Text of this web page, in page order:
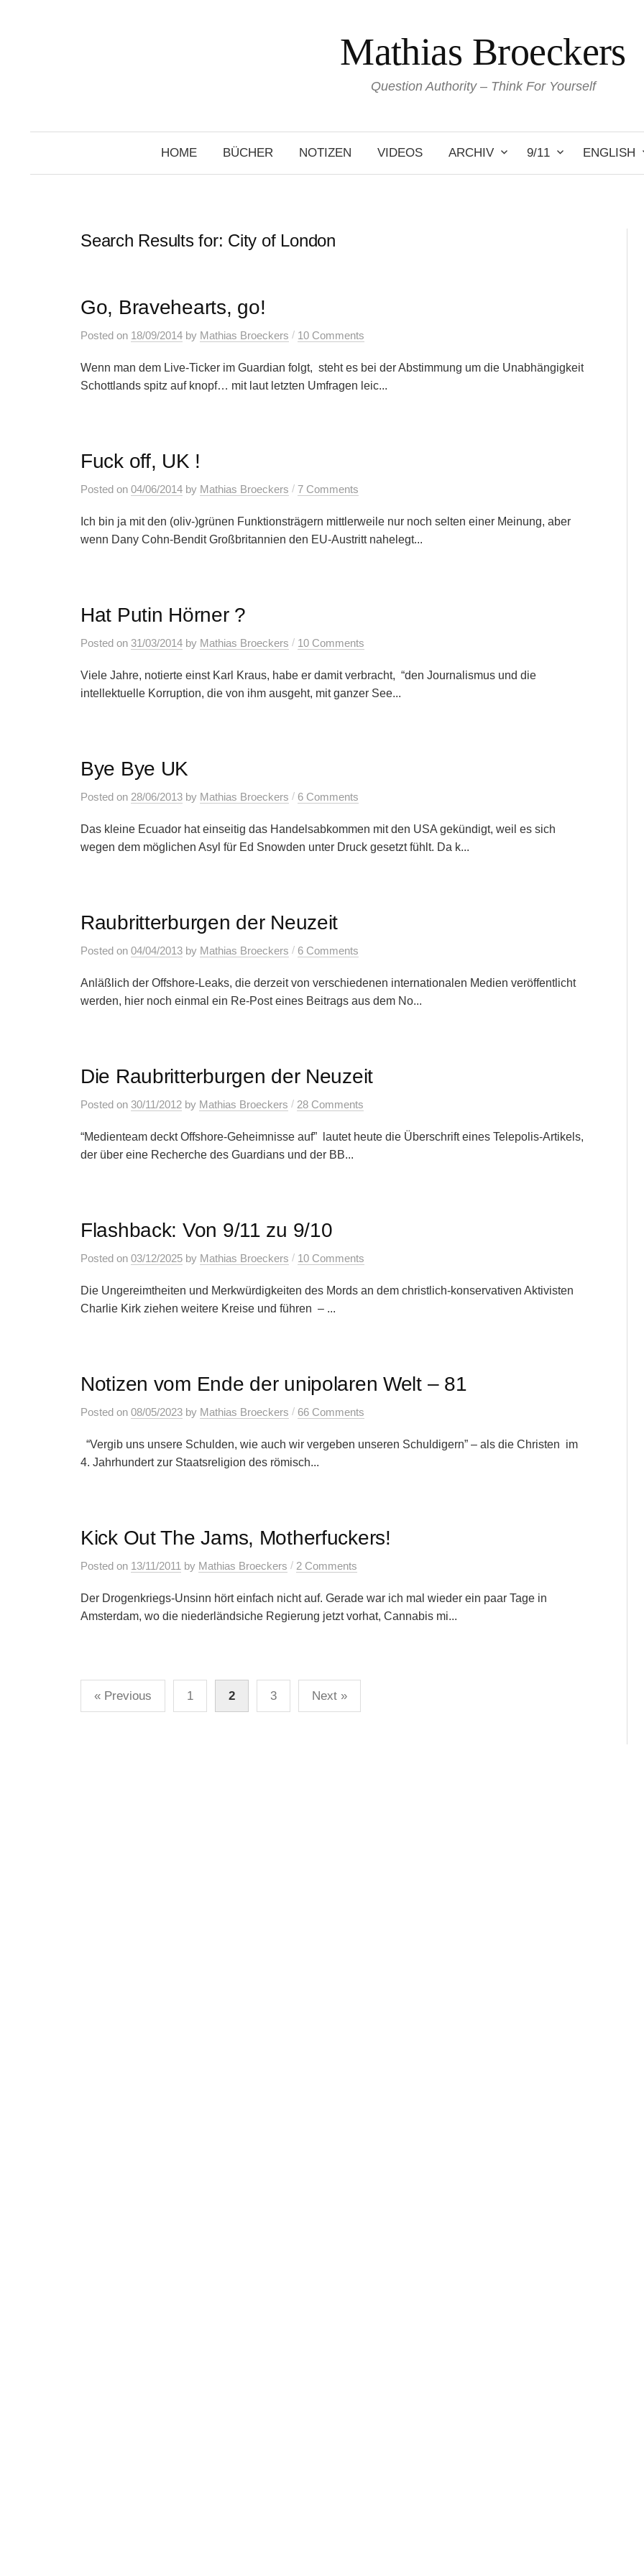
Mathias Broeckers
Question Authority – Think For Yourself
HOME BÜCHER NOTIZEN VIDEOS ARCHIV 9/11 ENGLISH
Search Results for: City of London
Go, Bravehearts, go!
Posted on 18/09/2014 by Mathias Broeckers / 10 Comments
Wenn man dem Live-Ticker im Guardian folgt, steht es bei der Abstimmung um die Unabhängigkeit
Schottlands spitz auf knopf… mit laut letzten Umfragen leic...
Fuck off, UK !
Posted on 04/06/2014 by Mathias Broeckers / 7 Comments
Ich bin ja mit den (oliv-)grünen Funktionsträgern mittlerweile nur noch selten einer Meinung, aber
wenn Dany Cohn-Bendit Großbritannien den EU-Austritt nahelegt...
Hat Putin Hörner ?
Posted on 31/03/2014 by Mathias Broeckers / 10 Comments
Viele Jahre, notierte einst Karl Kraus, habe er damit verbracht, “den Journalismus und die
intellektuelle Korruption, die von ihm ausgeht, mit ganzer See...
Bye Bye UK
Posted on 28/06/2013 by Mathias Broeckers / 6 Comments
Das kleine Ecuador hat einseitig das Handelsabkommen mit den USA gekündigt, weil es sich
wegen dem möglichen Asyl für Ed Snowden unter Druck gesetzt fühlt. Da k...
Raubritterburgen der Neuzeit
Posted on 04/04/2013 by Mathias Broeckers / 6 Comments
Anläßlich der Offshore-Leaks, die derzeit von verschiedenen internationalen Medien veröffentlicht
werden, hier noch einmal ein Re-Post eines Beitrags aus dem No...
Die Raubritterburgen der Neuzeit
Posted on 30/11/2012 by Mathias Broeckers / 28 Comments
“Medienteam deckt Offshore-Geheimnisse auf” lautet heute die Überschrift eines Telepolis-Artikels,
der über eine Recherche des Guardians und der BB...
Flashback: Von 9/11 zu 9/10
Posted on 03/12/2025 by Mathias Broeckers / 10 Comments
Die Ungereimtheiten und Merkwürdigkeiten des Mords an dem christlich-konservativen Aktivisten
Charlie Kirk ziehen weitere Kreise und führen – ...
Notizen vom Ende der unipolaren Welt – 81
Posted on 08/05/2023 by Mathias Broeckers / 66 Comments
“Vergib uns unsere Schulden, wie auch wir vergeben unseren Schuldigern” – als die Christen im
4. Jahrhundert zur Staatsreligion des römisch...
Kick Out The Jams, Motherfuckers!
Posted on 13/11/2011 by Mathias Broeckers / 2 Comments
Der Drogenkriegs-Unsinn hört einfach nicht auf. Gerade war ich mal wieder ein paar Tage in
Amsterdam, wo die niederländsiche Regierung jetzt vorhat, Cannabis mi...
Posts
« Previous 1 2 3 Next »